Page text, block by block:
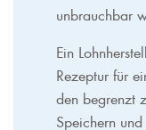
unbrauchbar
Ein
Rezeptur für
den begrenzt
Speichern